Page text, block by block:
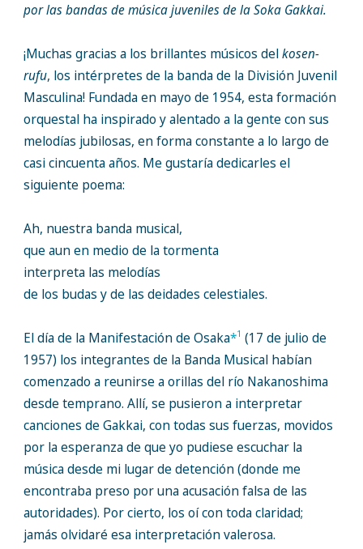
por las bandas de música juveniles de la Soka Gakkai.
¡Muchas gracias a los brillantes músicos delkosen-
rufu, los intérpretes de la banda de la División Juvenil
Masculina! Fundada en mayo de 1954, esta formación
orquestal ha inspirado y alentado a la gente con sus
melodías jubilosas, en forma constante a lo largo de
casi cincuenta años. Me gustaría dedicarles el
siguiente poema:
Ah, nuestra banda musical,
que aun en medio de la tormenta
interpreta las melodías
de los budas y de las deidades celestiales.
El día de la Manifestación de Osaka*1 (17 de julio de
1957) los integrantes de la Banda Musical habían
comenzado a reunirse a orillas del río Nakanoshima
desde temprano. Allí, se pusieron a interpretar
canciones de Gakkai, con todas sus fuerzas, movidos
por la esperanza de que yo pudiese escuchar la
música desde mi lugar de detención (donde me
encontraba preso por una acusación falsa de las
autoridades). Por cierto, los oí con toda claridad;
jamás olvidaré esa interpretación valerosa.